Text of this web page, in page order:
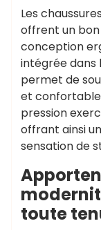
Les
offrent un
conception
intégrée dans
permet de
et
pression
offrant ainsi
sensation de
toute